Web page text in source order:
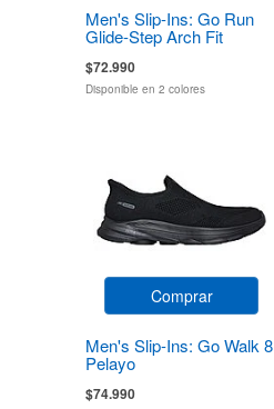
Men's Slip-Ins: Go Run
Glide-Step Arch Fit
$72.990
Disponible en 2 colores
Comprar
Men's Slip-Ins: Go Walk 8
Pelayo
$74.990